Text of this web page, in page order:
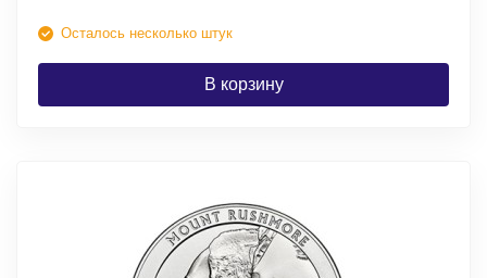
Осталось несколько штук
В корзину